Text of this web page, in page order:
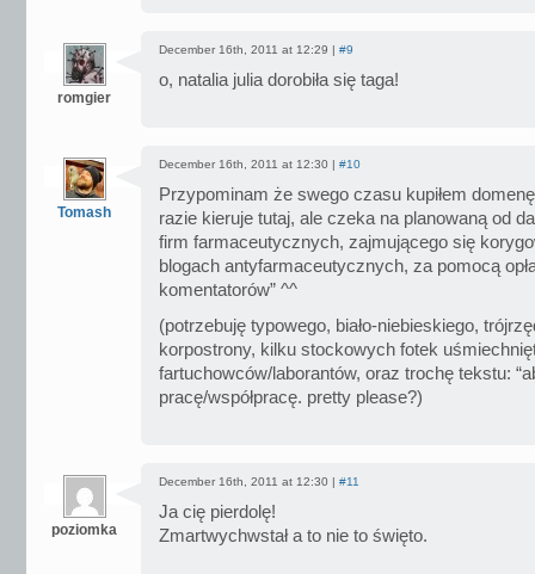
romgier
December 16th, 2011 at 12:29 | #9
o, natalia julia dorobiła się taga!
Tomash
December 16th, 2011 at 12:30 | #10
Przypominam że swego czasu kupiłem
razie kieruje tutaj, ale czeka na planowaną od
firm farmaceutycznych, zajmującego się
blogach antyfarmaceutycznych, za pomocą
komentatorów” ^^
(potrzebuję typowego, biało-niebieskiego,
korpostrony, kilku stockowych fotek
fartuchowców/laborantów, oraz trochę tekstu:
pracę/współpracę. pretty please?)
poziomka
December 16th, 2011 at 12:30 | #11
Ja cię pierdolę!
Zmartwychwstał a to nie to święto.